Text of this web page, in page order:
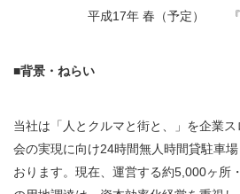
平成17年 春（予定）
■背景・ねらい
当社は「人とクルマと街と、」を企業
会の実現に向け24時間無人時間貸駐車
おります。現在、運営する約5,000ヶ所